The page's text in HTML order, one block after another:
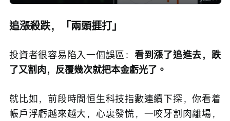
追漲殺跌，「兩頭捱打」
投資者很容易陷入一個誤區： 看到漲了追進去，跌
了又割肉，反覆幾次就把本金虧光了。
就比如，前段時間恒生科技指數連續下探，你看着
帳戶浮虧越來越大，心裏發慌，一咬牙割肉離場，